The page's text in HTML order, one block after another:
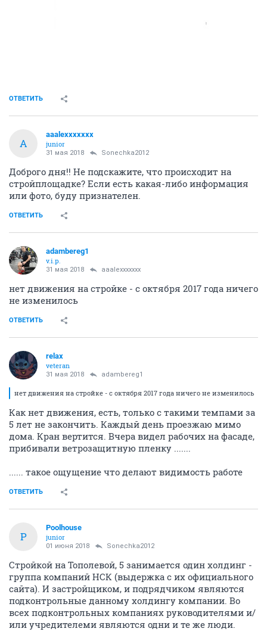
ОТВЕТИТЬ
A
aaalexxxxxxx
junior
31 мая 2018 Sonechka2012
Доброго дня!! Не подскажите, что происходит на
стройплощадке? Если есть какая-либо информация
или фото, буду признателен.
ОТВЕТИТЬ
adambereg1
v.i.p.
31 мая 2018 aaalexxxxxxx
нет движения на стройке - с октября 2017 года ничего
не изменилось
ОТВЕТИТЬ
relax
veteran
31 мая 2018 adambereg1
нет движения на стройке - с октября 2017 года ничего не изменилось
Как нет движения, есть, только с такими темпами за
5 лет не закончить. Каждый день проезжаю мимо
дома. Кран вертится. Вчера видел рабочих на фасаде,
прибивали ветрозащитную пленку .......
...... такое ощущение что делают видимость работе
ОТВЕТИТЬ
P
Poolhouse
junior
01 июня 2018 Sonechka2012
Стройкой на Тополевой, 5 занимается один холдинг -
группа компаний НСК (выдержка с их официального
сайта). И застройщиком, и подрядчиком являются
подконтрольные данному холдингу компании. Во
всех подконтрольных компаниях руководителями и/
или учредителеми являются одни и те же люди.